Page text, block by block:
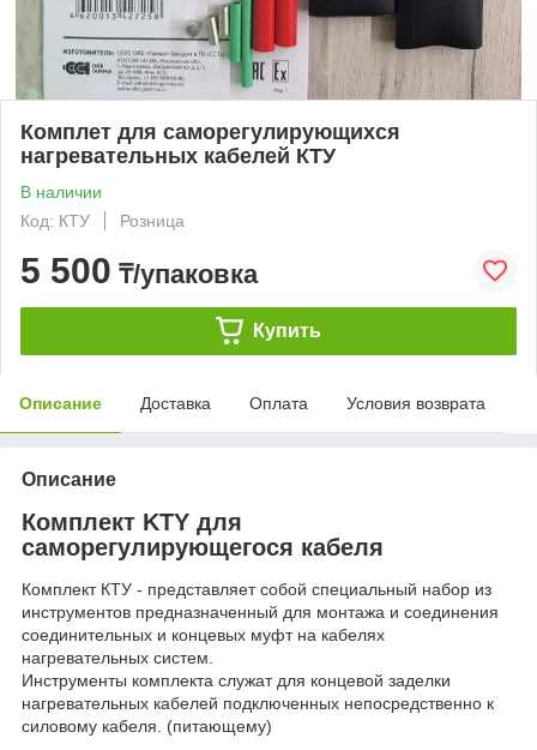
Комплет для саморегулирующихся
нагревательных кабелей КТУ
В наличии
Код: КТУ
Розница
5 500 ₸/упаковка
Купить
Описание Доставка Оплата Условия возврата
Описание
Комплект KTY для
саморегулирующегося кабеля
Комплект КТУ - представляет собой специальный набор из
инструментов предназначенный для монтажа и соединения
соединительных и концевых муфт на кабелях
нагревательных систем.
Инструменты комплекта служат для концевой заделки
нагревательных кабелей подключенных непосредственно к
силовому кабеля. (питающему)